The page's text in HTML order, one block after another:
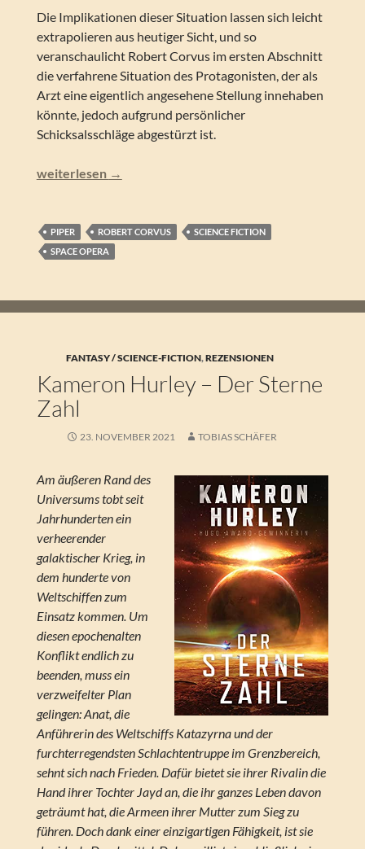
Die Implikationen dieser Situation lassen sich leicht
extrapolieren aus heutiger Sicht, und so
veranschaulicht Robert Corvus im ersten Abschnitt
die verfahrene Situation des Protagonisten, der als
Arzt eine eigentlich angesehene Stellung innehaben
könnte, jedoch aufgrund persönlicher
Schicksalsschläge abgestürzt ist.
Robert Corvus – Sternenbrücke
weiterlesen →
PIPER ROBERT CORVUS
SCIENCE FICTION
SPACE OPERA
FANTASY / SCIENCE-FICTION,REZENSIONEN
Kameron Hurley – Der Sterne
Zahl
23. NOVEMBER 2021 TOBIAS SCHÄFER
Am äußeren Rand des
Universums tobt seit
Jahrhunderten ein
verheerender
galaktischer Krieg, in
dem hunderte von
Weltschiffen zum
Einsatz kommen. Um
diesen epochenalten
Konflikt endlich zu
beenden, muss ein
verzweifelter Plan
gelingen: Anat, die
Anführerin des Weltschiffs Katazyrna und der
furchterregendsten Schlachtentruppe im Grenzbereich,
sehnt sich nach Frieden. Dafür bietet sie ihrer Rivalin die
Hand ihrer Tochter Jayd an, die ihr ganzes Leben davon
geträumt hat, die Armeen ihrer Mutter zum Sieg zu
führen. Doch dank einer einzigartigen Fähigkeit, ist sie